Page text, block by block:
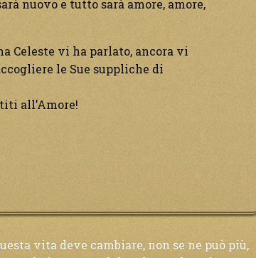
nuovo e tutto sarà amore, amore,
Celeste vi ha parlato, ancora vi
le Sue suppliche di
all’Amore!
vita deve cambiare, non se ne può più,